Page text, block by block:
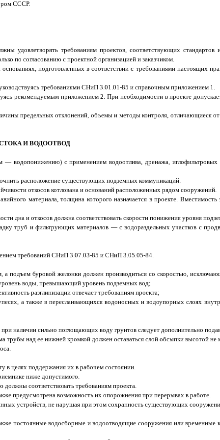
СССР.
удовлетворять требованиям проектов, соответствующих стандартов
по согласованию с проектной организацией и заказчиком.
подготовленных в соответствии с требованиями настоящих
требованиями СНиП 3.01.01-85 и справочным приложением 1.
рекомендуемым приложением 2. При необходимости в проекте
предельных отклонений, объемы и методы контроля, отличающиеся
И ВОДООТВОД
водопонижению) с применением водоотлива, дренажа, иглофильтровых
расположение существующих подземных коммуникаций.
откосов котлована и оснований расположенных рядом сооружений.
материала, толщина которого назначается в проекте.
дна и откосов должна соответствовать скорости понижения уровня
труб и фильтрующих материалов — с водораздельных участков с
требований СНиП 3.07.03-85 и СНиП 3.05.05-84.
подъем буровой желонки должен производиться со скоростью,
воды, превышающий уровень подземных вод;
разглинизации отвечает требованиям проекта;
а также в переслаивающихся водоносных и водоупорных слоях
наличии сильно поглощающих воду грунтов следует дополнительно
над ее нижней кромкой должен оставаться слой обсыпки высотой не
в целях поддержания их в рабочем состоянии.
ниже допустимого.
соответствовать требованиям проекта.
предусмотрена возможность их опорожнения при перерывах в работе.
устройств, не нарушая при этом сохранность существующих
постоянные водосборные и водоотводящие сооружения или временные